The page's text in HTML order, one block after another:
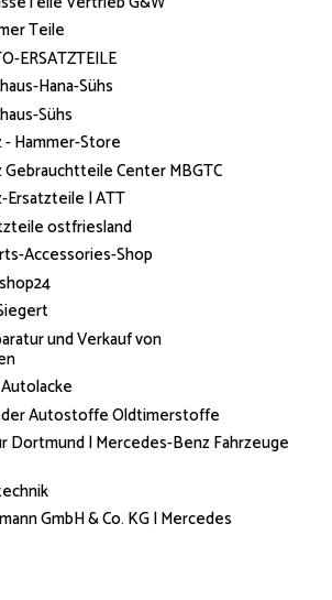
Teile
ERSATZTEILE
Hana-Sühs
Sühs
Hammer-Store
Center MBGTC
| ATT
ostfriesland
Accessories-Shop
und Verkauf von
Autostoffe Oldtimerstoffe
Dortmund | Mercedes-Benz Fahrzeuge
GmbH & Co. KG | Mercedes